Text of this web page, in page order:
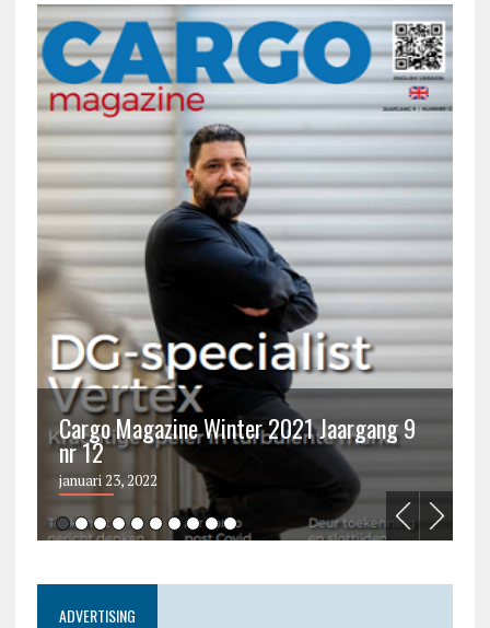
Cargo Magazine Winter 2021 Jaargang 9
nr 12
januari 23, 2022
ADVERTISING